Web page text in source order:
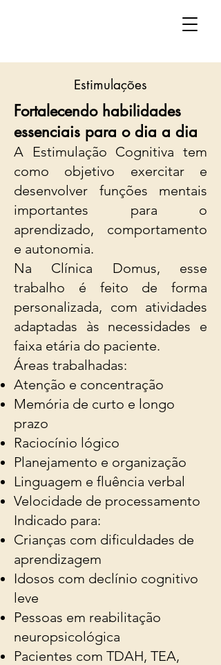
Estimulações
Fortalecendo habilidades
essenciais para o dia a dia
A Estimulação Cognitiva tem
como objetivo exercitar e
desenvolver funções mentais
importantes para o
aprendizado, comportamento
e autonomia.
Na Clínica Domus, esse
trabalho é feito de forma
personalizada, com atividades
adaptadas às necessidades e
faixa etária do paciente.
Áreas trabalhadas:
Atenção e concentração
Memória de curto e longo
prazo
Raciocínio lógico
Planejamento e organização
Linguagem e fluência verbal
Velocidade de processamento
Indicado para:
Crianças com dificuldades de
aprendizagem
Idosos com declínio cognitivo
leve
Pessoas em reabilitação
neuropsicológica
Pacientes com TDAH, TEA,